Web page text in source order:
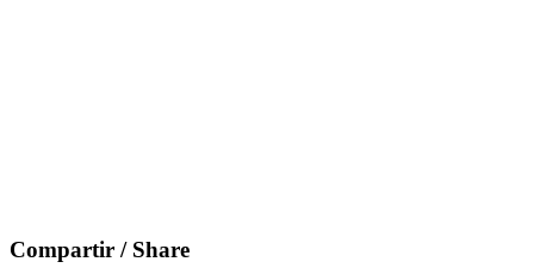
Compartir / Share